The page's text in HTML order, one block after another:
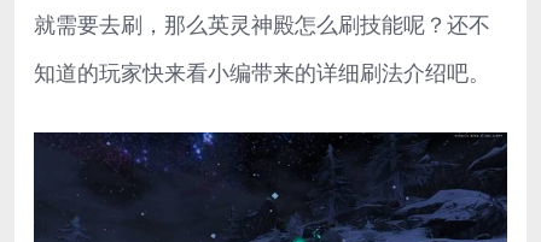
就需要去刷，那么英灵神殿怎么刷技能呢？还不
知道的玩家快来看小编带来的详细刷法介绍吧。